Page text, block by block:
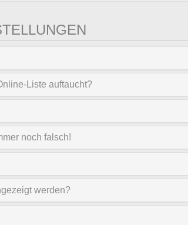
Liste auftaucht?
noch falsch!
werden?